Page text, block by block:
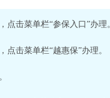
点击菜单栏“参保入口”办理
点击菜单栏“越惠保”办理。